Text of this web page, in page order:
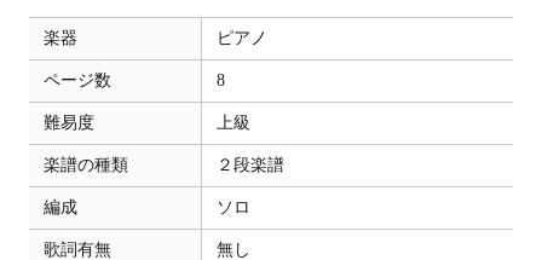
楽器 ピアノ
ページ数 8
難易度 上級
楽譜の種類 ２段楽譜
編成 ソロ
歌詞有無 無し